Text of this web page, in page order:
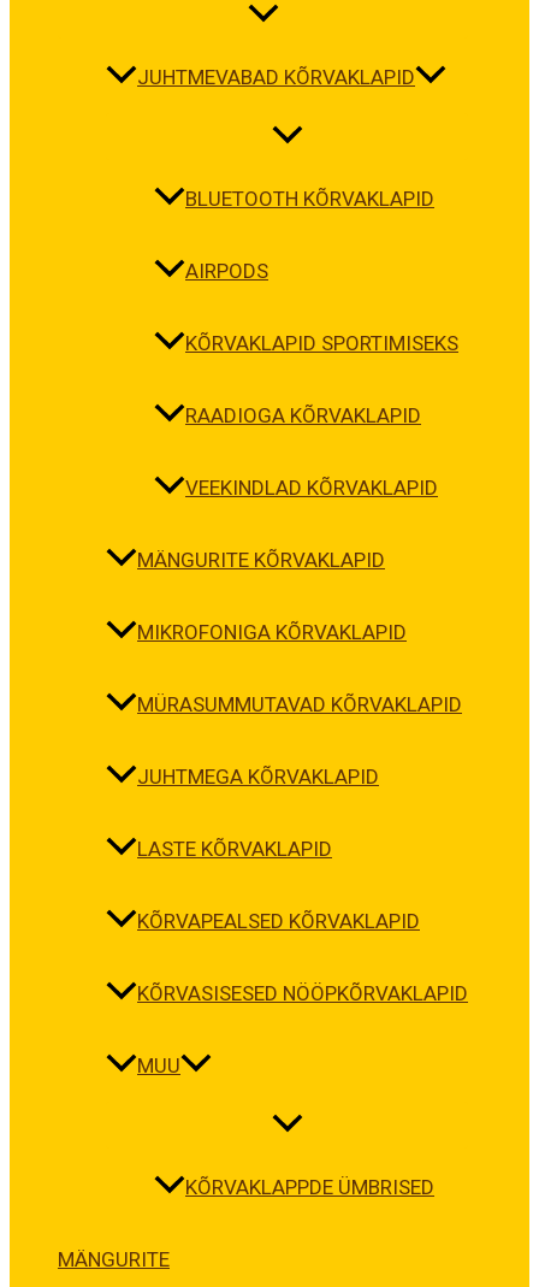
JUHTMEVABAD KÕRVAKLAPID
BLUETOOTH KÕRVAKLAPID
AIRPODS
KÕRVAKLAPID SPORTIMISEKS
RAADIOGA KÕRVAKLAPID
VEEKINDLAD KÕRVAKLAPID
MÄNGURITE KÕRVAKLAPID
MIKROFONIGA KÕRVAKLAPID
MÜRASUMMUTAVAD KÕRVAKLAPID
JUHTMEGA KÕRVAKLAPID
LASTE KÕRVAKLAPID
KÕRVAPEALSED KÕRVAKLAPID
KÕRVASISESED NÖÖPKÕRVAKLAPID
MUU
KÕRVAKLAPPDE ÜMBRISED
MÄNGURITE